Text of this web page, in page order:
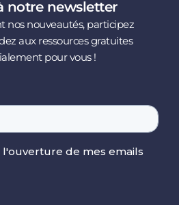
notre newsletter
nos nouveautés, participez
aux ressources gratuites
pour vous !